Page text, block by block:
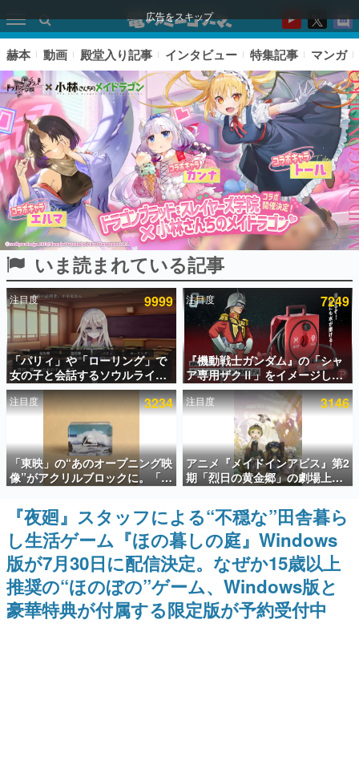
広告をスキップ
ピックアップ
電ファミのいま読まれている記事ランキング
アプリセール情報
インタビュー
連載・特集一覧
殿堂入り記事
SNS拡散数が数千以上！ ページビュー数万以上！ などな
ど。多くの人々に読まれた、電ファミ渾身の“殿堂入り”記
事をまとめました。
ゲームの企画書
名作ゲームクリエイターの方々に製作時のエピソードをお
聞きし、ヒットする企画（ゲーム）とは何か？を探ってい
きます。
赫本
この物語を解いてはいけない。『赫本』は、〈試験問題〉
の形をした短編ホラー小説集です。
赫本 動画 殿堂入り記事 インタビュー 特集記事 マンガ
いま読まれている記事
注目度 9999
「パリィ」や「ローリング」で
女の子と会話するソウルライク
恋愛ゲーム『小早川さんはソウ
ルライク』無料公開。返事に失
敗すると「YOU DIED」
注目度 7249
『機動戦士ガンダム』の「シャ
ア専用ザクⅡ」をイメージした
散水ホースリールが予約開始。
本体にはシャアのパーソナルマ
ークやジオン公国軍のエンブレ
ム、型式番号などを配置
注目度 3234
「東映」の“あのオープニング映
像”がアクリルブロックに。「東
映ヒストリカル グッズコレクシ
ョン」が8月下旬より発売
注目度 3146
アニメ『メイドインアビス』第2
期「烈日の黄金郷」の劇場上映
が決定！レグ役・伊瀬茉莉也さ
んらが登壇する舞台挨拶も実施
『夜廻』スタッフによる“不穏な”田舎暮ら
し生活ゲーム『ほの暮しの庭』Windows
版が7月30日に配信決定。なぜか15歳以上
推奨の“ほのぼの”ゲーム、Windows版と
豪華特典が付属する限定版が予約受付中